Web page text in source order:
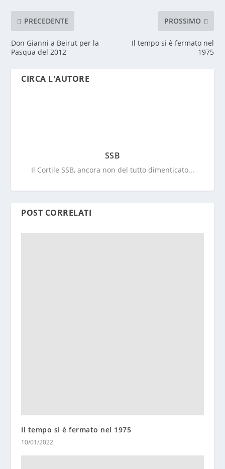
PRECEDENTE
Don Gianni a Beirut per la
Pasqua del 2012
PROSSIMO
Il tempo si è fermato nel
1975
CIRCA L'AUTORE
SSB
Il Cortile SSB, ancora non del tutto dimenticato...
POST CORRELATI
Il tempo si è fermato nel 1975
10/01/2022